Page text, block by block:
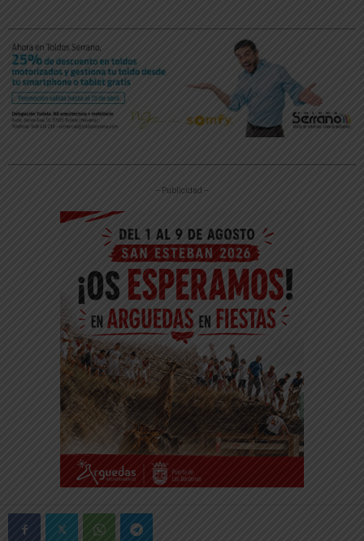
-- Publicidad --